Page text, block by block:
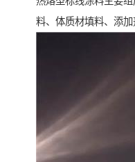
料、体质材填料、添加